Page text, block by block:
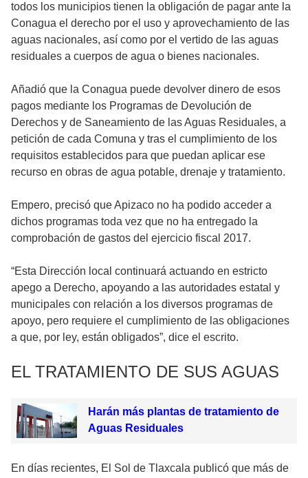
todos los municipios tienen la obligación de pagar ante la
Conagua el derecho por el uso y aprovechamiento de las
aguas nacionales, así como por el vertido de las aguas
residuales a cuerpos de agua o bienes nacionales.
Añadió que la Conagua puede devolver dinero de esos
pagos mediante los Programas de Devolución de
Derechos y de Saneamiento de las Aguas Residuales, a
petición de cada Comuna y tras el cumplimiento de los
requisitos establecidos para que puedan aplicar ese
recurso en obras de agua potable, drenaje y tratamiento.
Empero, precisó que Apizaco no ha podido acceder a
dichos programas toda vez que no ha entregado la
comprobación de gastos del ejercicio fiscal 2017.
“Esta Dirección local continuará actuando en estricto
apego a Derecho, apoyando a las autoridades estatal y
municipales con relación a los diversos programas de
apoyo, pero requiere el cumplimiento de las obligaciones
a que, por ley, están obligados”, dice el escrito.
EL TRATAMIENTO DE SUS AGUAS
Harán más plantas de tratamiento de
Aguas Residuales
En días recientes, El Sol de Tlaxcala publicó que más de